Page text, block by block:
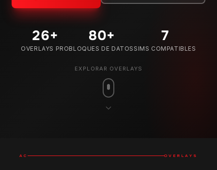
26+
OVERLAYS PRO
80+
BLOQUES DE DATOS
7
SIMS COMPATIBLES
EXPLORAR OVERLAYS
AC OVERLAYS